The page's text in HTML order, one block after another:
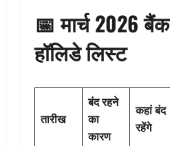
📅 मार्च 2026 बैंक
हॉलिडे लिस्ट
तारीख
बंद रहने
का
कारण
कहां बंद
रहेंगे